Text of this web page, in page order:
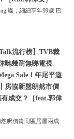
㗎，細細享年99歲 巴
流行榜】TVB裁
哋幾耐無睇電視
Sale！年尾平遊
房協新盤朗然市價
有成交？［feat.郭偉
呎價貴同區居屋兩成